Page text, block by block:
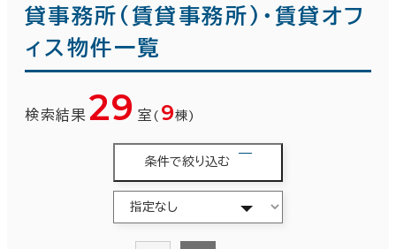
貸事務所(賃貸事務所)・賃貸オフ
ィス物件一覧
検索結果 29 室 ( 9棟)
条件で絞り込む